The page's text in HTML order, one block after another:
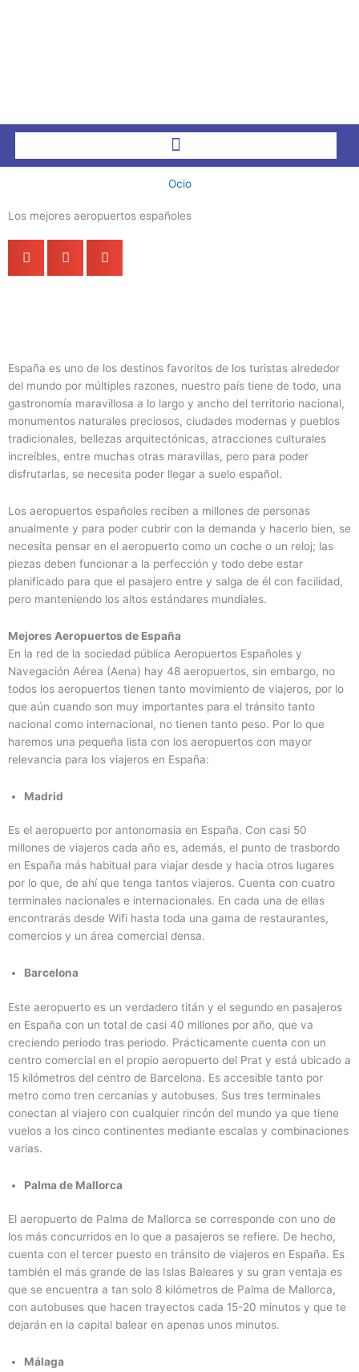
Ocio
Los mejores aeropuertos españoles
España es uno de los destinos favoritos de los turistas alrededor
del mundo por múltiples razones, nuestro país tiene de todo, una
gastronomía maravillosa a lo largo y ancho del territorio nacional,
monumentos naturales preciosos, ciudades modernas y pueblos
tradicionales, bellezas arquitectónicas, atracciones culturales
increíbles, entre muchas otras maravillas, pero para poder
disfrutarlas, se necesita poder llegar a suelo español.
Los aeropuertos españoles reciben a millones de personas
anualmente y para poder cubrir con la demanda y hacerlo bien, se
necesita pensar en el aeropuerto como un coche o un reloj; las
piezas deben funcionar a la perfección y todo debe estar
planificado para que el pasajero entre y salga de él con facilidad,
pero manteniendo los altos estándares mundiales.
Mejores Aeropuertos de España
En la red de la sociedad pública Aeropuertos Españoles y
Navegación Aérea (Aena) hay 48 aeropuertos, sin embargo, no
todos los aeropuertos tienen tanto movimiento de viajeros, por lo
que aún cuando son muy importantes para el tránsito tanto
nacional como internacional, no tienen tanto peso. Por lo que
haremos una pequeña lista con los aeropuertos con mayor
relevancia para los viajeros en España:
Madrid
Es el aeropuerto por antonomasia en España. Con casi 50
millones de viajeros cada año es, además, el punto de trasbordo
en España más habitual para viajar desde y hacia otros lugares
por lo que, de ahí que tenga tantos viajeros. Cuenta con cuatro
terminales nacionales e internacionales. En cada una de ellas
encontrarás desde Wifi hasta toda una gama de restaurantes,
comercios y un área comercial densa.
Barcelona
Este aeropuerto es un verdadero titán y el segundo en pasajeros
en España con un total de casi 40 millones por año, que va
creciendo periodo tras periodo. Prácticamente cuenta con un
centro comercial en el propio aeropuerto del Prat y está ubicado a
15 kilómetros del centro de Barcelona. Es accesible tanto por
metro como tren cercanías y autobuses. Sus tres terminales
conectan al viajero con cualquier rincón del mundo ya que tiene
vuelos a los cinco continentes mediante escalas y combinaciones
varias.
Palma de Mallorca
El aeropuerto de Palma de Mallorca se corresponde con uno de
los más concurridos en lo que a pasajeros se refiere. De hecho,
cuenta con el tercer puesto en tránsito de viajeros en España. Es
también el más grande de las Islas Baleares y su gran ventaja es
que se encuentra a tan solo 8 kilómetros de Palma de Mallorca,
con autobuses que hacen trayectos cada 15-20 minutos y que te
dejarán en la capital balear en apenas unos minutos.
Málaga